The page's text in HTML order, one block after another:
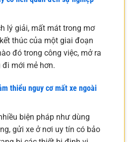
lý giải, mất mát trong mơ
thúc của một giai đoạn
đó trong công việc, mở ra
mới mẻ hơn.
thiểu nguy cơ mất xe ngoài
biện pháp như dùng
gửi xe ở nơi uy tín có bảo